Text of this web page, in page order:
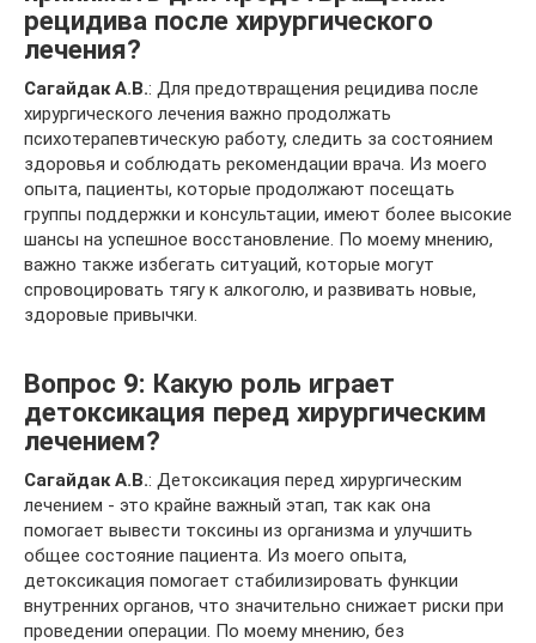
рецидива после хирургического
лечения?
Сагайдак А.В.: Для предотвращения рецидива после
хирургического лечения важно продолжать
психотерапевтическую работу, следить за состоянием
здоровья и соблюдать рекомендации врача. Из моего
опыта, пациенты, которые продолжают посещать
группы поддержки и консультации, имеют более высокие
шансы на успешное восстановление. По моему мнению,
важно также избегать ситуаций, которые могут
спровоцировать тягу к алкоголю, и развивать новые,
здоровые привычки.
Вопрос 9: Какую роль играет
детоксикация перед хирургическим
лечением?
Сагайдак А.В.: Детоксикация перед хирургическим
лечением - это крайне важный этап, так как она
помогает вывести токсины из организма и улучшить
общее состояние пациента. Из моего опыта,
детоксикация помогает стабилизировать функции
внутренних органов, что значительно снижает риски при
проведении операции. По моему мнению, без